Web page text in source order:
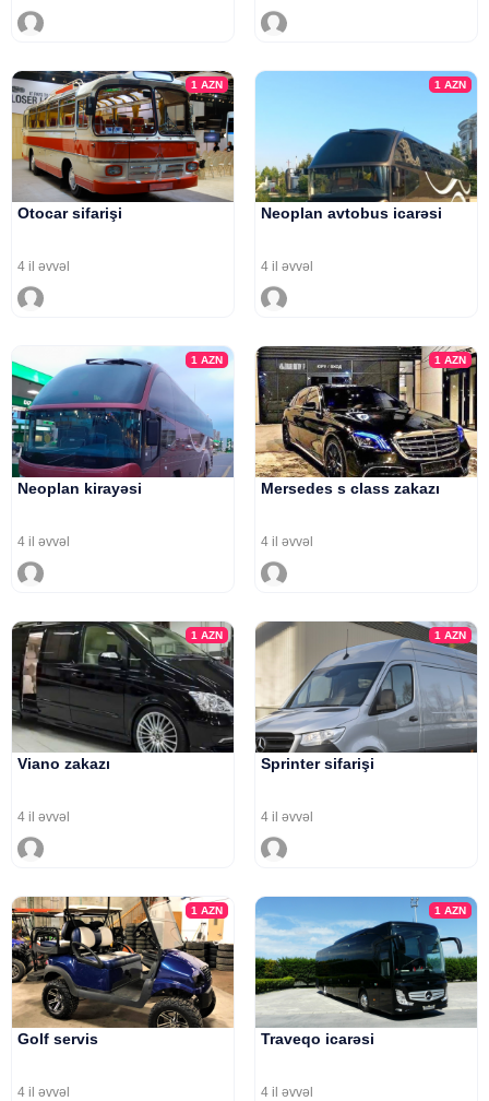
1AZN
Otocar sifarişi
4 il əvvəl
1 AZN
Neoplan avtobus icarəsi
4 il əvvəl
1AZN
Neoplan kirayəsi
4 il əvvəl
1 AZN
Mersedes s class zakazı
4 il əvvəl
1AZN
Viano zakazı
4 il əvvəl
1 AZN
Sprinter sifarişi
4 il əvvəl
1AZN
Golf servis
4 il əvvəl
1 AZN
Traveqo icarəsi
4 il əvvəl